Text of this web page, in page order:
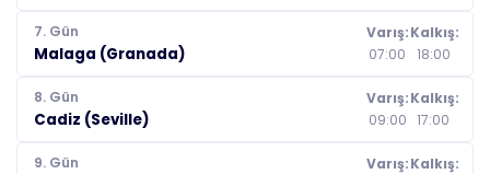
7. Gün
Malaga (Granada)
Varış:
07:00
Kalkış:
18:00
8. Gün
Cadiz (Seville)
Varış:
09:00
Kalkış:
17:00
9. Gün
Varış:Kalkış: